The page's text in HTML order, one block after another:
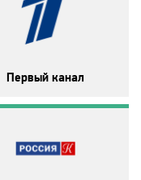
Первый канал